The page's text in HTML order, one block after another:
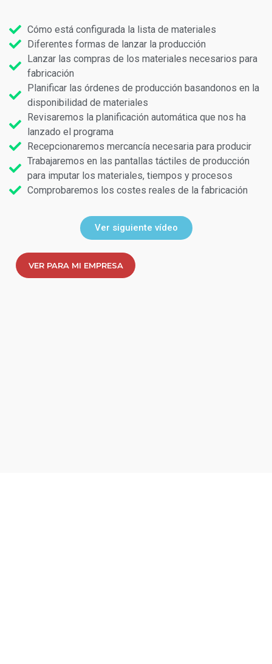
Cómo está configurada la lista de materiales
Diferentes formas de lanzar la producción
Lanzar las compras de los materiales necesarios para
fabricación
Planificar las órdenes de producción basandonos en la
disponibilidad de materiales
Revisaremos la planificación automática que nos ha
lanzado el programa
Recepcionaremos mercancía necesaria para producir
Trabajaremos en las pantallas táctiles de producción
para imputar los materiales, tiempos y procesos
Comprobaremos los costes reales de la fabricación
Ver siguiente vídeo
VER PARA MI EMPRESA